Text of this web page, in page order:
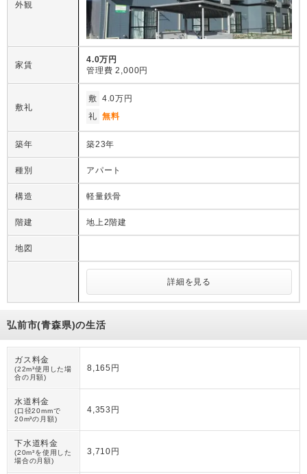
外観
家賃
4.0万円
管理費 2,000円
敷礼
敷 4.0万円
礼 無料
築年 築23年
種別 アパート
構造 軽量鉄骨
階建 地上2階建
地図
詳細を見る
弘前市(青森県)の生活
ガス料金
(22m³使用した場
合の月額)
8,165円
水道料金
(口径20mmで
20m³の月額)
4,353円
下水道料金
(20m³を使用した
場合の月額)
3,710円